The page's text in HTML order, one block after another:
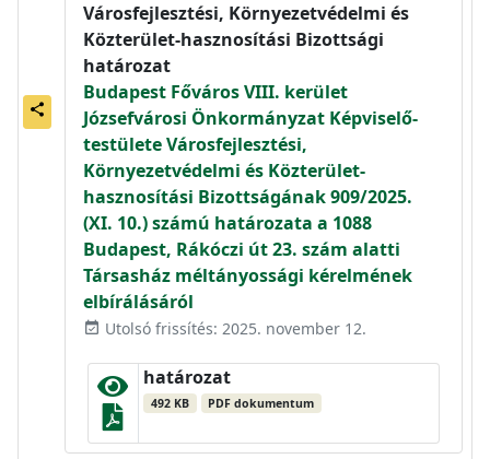
share
Városfejlesztési, Környezetvédelmi és
Közterület-hasznosítási Bizottsági
határozat
Budapest Főváros VIII. kerület
Józsefvárosi Önkormányzat Képviselő-
testülete Városfejlesztési,
Környezetvédelmi és Közterület-
hasznosítási Bizottságának 909/2025.
(XI. 10.) számú határozata a 1088
Budapest, Rákóczi út 23. szám alatti
Társasház méltányossági kérelmének
elbírálásáról
event_available Utolsó frissítés: 2025. november 12.
határozat
492 KB PDF dokumentum